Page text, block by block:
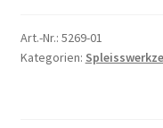
Art.-Nr.: 5269-01
Kategorien: